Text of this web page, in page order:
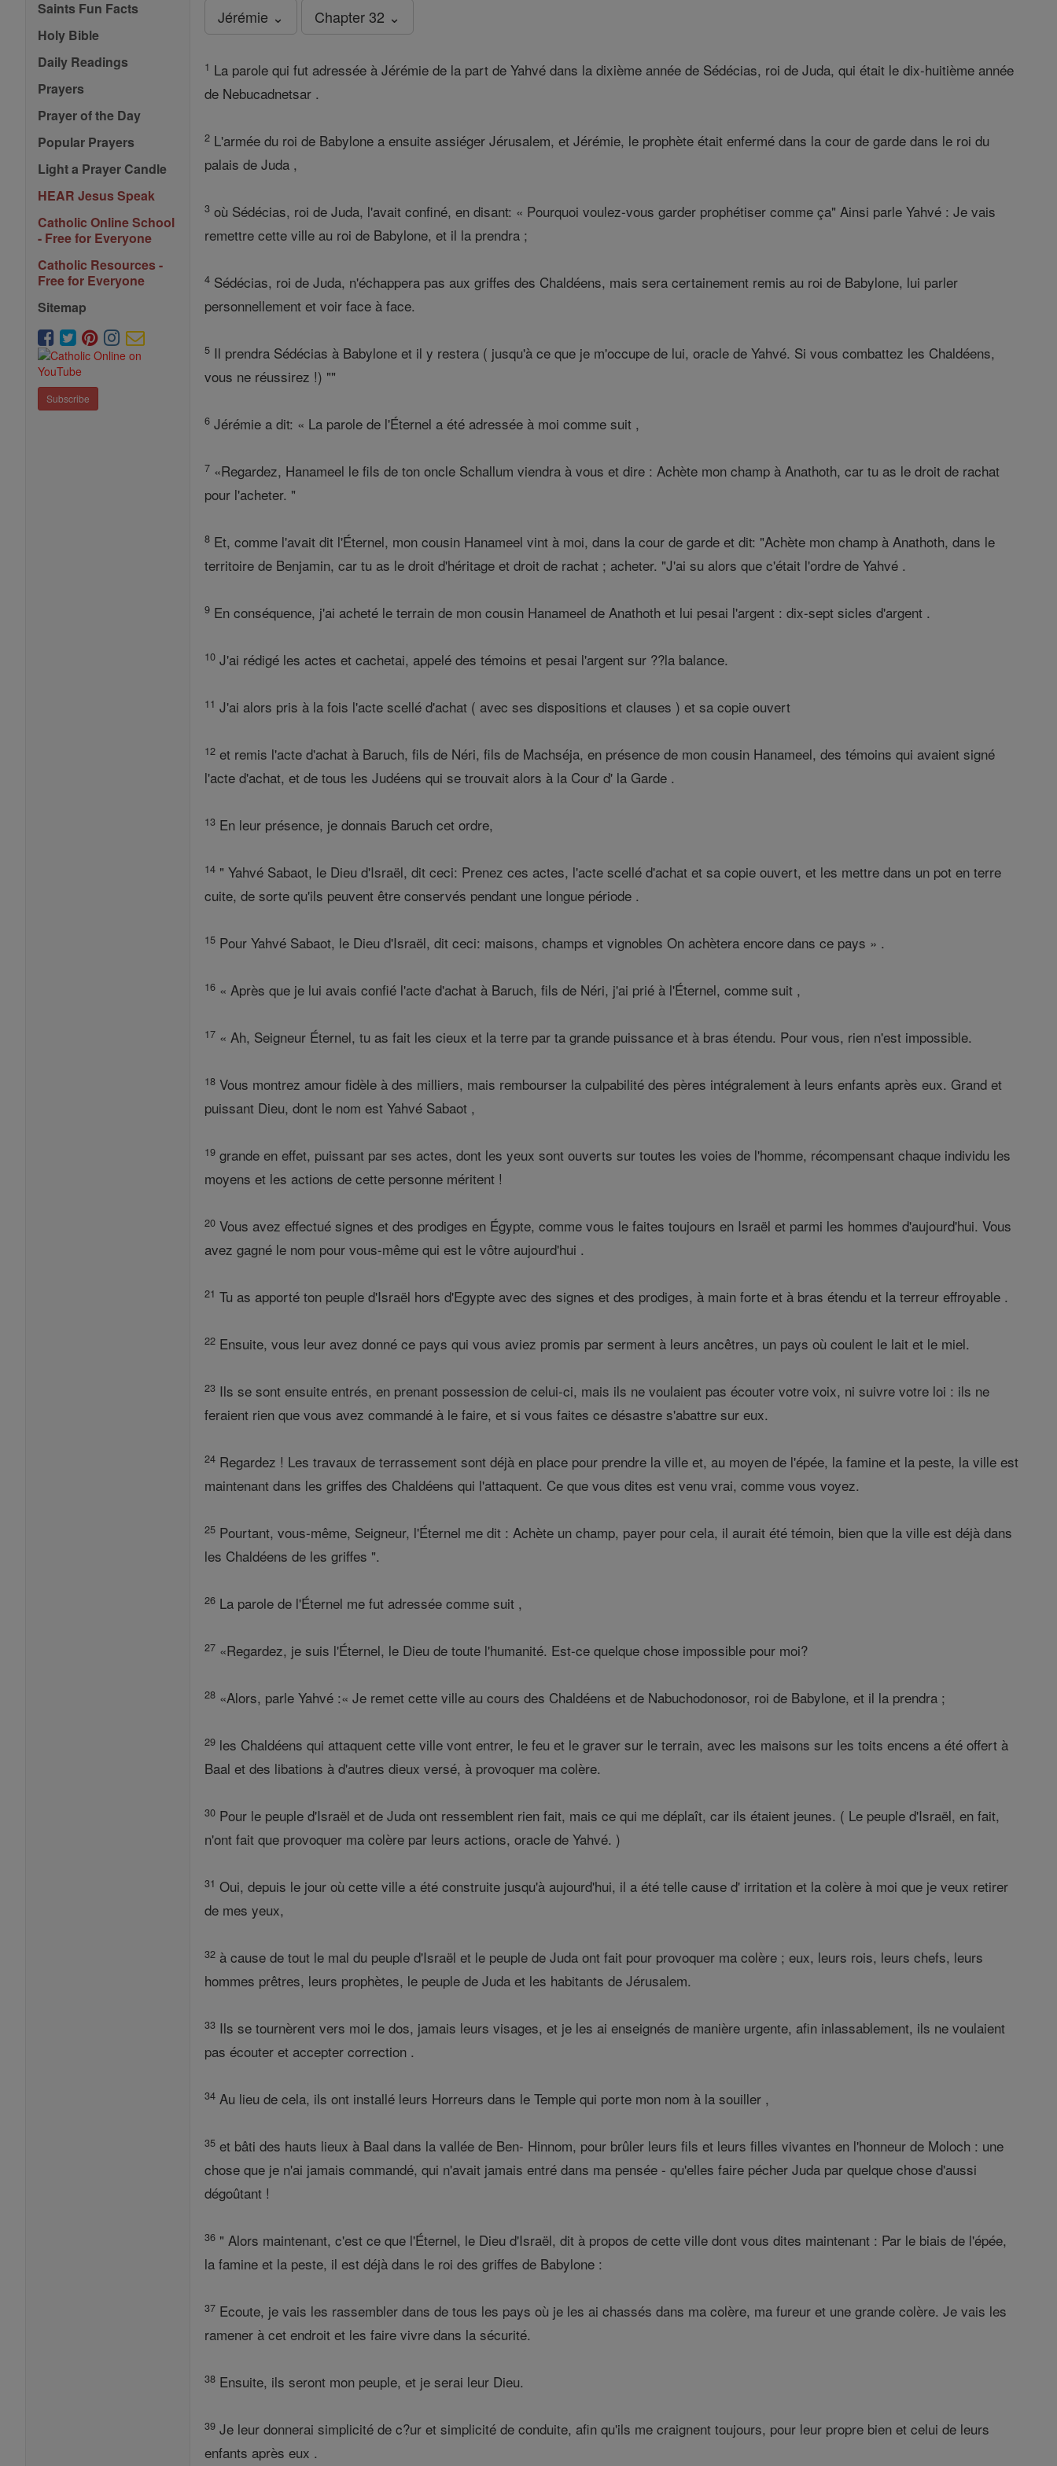
Saints Fun Facts
Holy Bible
Daily Readings
Prayers
Prayer of the Day
Popular Prayers
Light a Prayer Candle
HEAR Jesus Speak
Catholic Online School
- Free for Everyone
Catholic Resources -
Free for Everyone
Sitemap
Subscribe
Jérémie ⌄ Chapter 32 ⌄
1 La parole qui fut adressée à Jérémie de la part de Yahvé dans la dixième année de Sédécias, roi de Juda, qui était le dix-huitième année
de Nebucadnetsar .
2 L'armée du roi de Babylone a ensuite assiéger Jérusalem, et Jérémie, le prophète était enfermé dans la cour de garde dans le roi du
palais de Juda ,
3 où Sédécias, roi de Juda, l'avait confiné, en disant: « Pourquoi voulez-vous garder prophétiser comme ça" Ainsi parle Yahvé : Je vais
remettre cette ville au roi de Babylone, et il la prendra ;
4 Sédécias, roi de Juda, n'échappera pas aux griffes des Chaldéens, mais sera certainement remis au roi de Babylone, lui parler
personnellement et voir face à face.
5 Il prendra Sédécias à Babylone et il y restera ( jusqu'à ce que je m'occupe de lui, oracle de Yahvé. Si vous combattez les Chaldéens,
vous ne réussirez !) ""
6 Jérémie a dit: « La parole de l'Éternel a été adressée à moi comme suit ,
7 «Regardez, Hanameel le fils de ton oncle Schallum viendra à vous et dire : Achète mon champ à Anathoth, car tu as le droit de rachat
pour l'acheter. "
8 Et, comme l'avait dit l'Éternel, mon cousin Hanameel vint à moi, dans la cour de garde et dit: "Achète mon champ à Anathoth, dans le
territoire de Benjamin, car tu as le droit d'héritage et droit de rachat ; acheter. "J'ai su alors que c'était l'ordre de Yahvé .
9 En conséquence, j'ai acheté le terrain de mon cousin Hanameel de Anathoth et lui pesai l'argent : dix-sept sicles d'argent .
10 J'ai rédigé les actes et cachetai, appelé des témoins et pesai l'argent sur ??la balance.
11 J'ai alors pris à la fois l'acte scellé d'achat ( avec ses dispositions et clauses ) et sa copie ouvert
12 et remis l'acte d'achat à Baruch, fils de Néri, fils de Machséja, en présence de mon cousin Hanameel, des témoins qui avaient signé
l'acte d'achat, et de tous les Judéens qui se trouvait alors à la Cour d' la Garde .
13 En leur présence, je donnais Baruch cet ordre,
14 " Yahvé Sabaot, le Dieu d'Israël, dit ceci: Prenez ces actes, l'acte scellé d'achat et sa copie ouvert, et les mettre dans un pot en terre
cuite, de sorte qu'ils peuvent être conservés pendant une longue période .
15 Pour Yahvé Sabaot, le Dieu d'Israël, dit ceci: maisons, champs et vignobles On achètera encore dans ce pays » .
16 « Après que je lui avais confié l'acte d'achat à Baruch, fils de Néri, j'ai prié à l'Éternel, comme suit ,
17 « Ah, Seigneur Éternel, tu as fait les cieux et la terre par ta grande puissance et à bras étendu. Pour vous, rien n'est impossible.
18 Vous montrez amour fidèle à des milliers, mais rembourser la culpabilité des pères intégralement à leurs enfants après eux. Grand et
puissant Dieu, dont le nom est Yahvé Sabaot ,
19 grande en effet, puissant par ses actes, dont les yeux sont ouverts sur toutes les voies de l'homme, récompensant chaque individu les
moyens et les actions de cette personne méritent !
20 Vous avez effectué signes et des prodiges en Égypte, comme vous le faites toujours en Israël et parmi les hommes d'aujourd'hui. Vous
avez gagné le nom pour vous-même qui est le vôtre aujourd'hui .
21 Tu as apporté ton peuple d'Israël hors d'Egypte avec des signes et des prodiges, à main forte et à bras étendu et la terreur effroyable .
22 Ensuite, vous leur avez donné ce pays qui vous aviez promis par serment à leurs ancêtres, un pays où coulent le lait et le miel.
23 Ils se sont ensuite entrés, en prenant possession de celui-ci, mais ils ne voulaient pas écouter votre voix, ni suivre votre loi : ils ne
feraient rien que vous avez commandé à le faire, et si vous faites ce désastre s'abattre sur eux.
24 Regardez ! Les travaux de terrassement sont déjà en place pour prendre la ville et, au moyen de l'épée, la famine et la peste, la ville est
maintenant dans les griffes des Chaldéens qui l'attaquent. Ce que vous dites est venu vrai, comme vous voyez.
25 Pourtant, vous-même, Seigneur, l'Éternel me dit : Achète un champ, payer pour cela, il aurait été témoin, bien que la ville est déjà dans
les Chaldéens de les griffes ".
26 La parole de l'Éternel me fut adressée comme suit ,
27 «Regardez, je suis l'Éternel, le Dieu de toute l'humanité. Est-ce quelque chose impossible pour moi?
28 «Alors, parle Yahvé :« Je remet cette ville au cours des Chaldéens et de Nabuchodonosor, roi de Babylone, et il la prendra ;
29 les Chaldéens qui attaquent cette ville vont entrer, le feu et le graver sur le terrain, avec les maisons sur les toits encens a été offert à
Baal et des libations à d'autres dieux versé, à provoquer ma colère.
30 Pour le peuple d'Israël et de Juda ont ressemblent rien fait, mais ce qui me déplaît, car ils étaient jeunes. ( Le peuple d'Israël, en fait,
n'ont fait que provoquer ma colère par leurs actions, oracle de Yahvé. )
31 Oui, depuis le jour où cette ville a été construite jusqu'à aujourd'hui, il a été telle cause d' irritation et la colère à moi que je veux retirer
de mes yeux,
32 à cause de tout le mal du peuple d'Israël et le peuple de Juda ont fait pour provoquer ma colère ; eux, leurs rois, leurs chefs, leurs
hommes prêtres, leurs prophètes, le peuple de Juda et les habitants de Jérusalem.
33 Ils se tournèrent vers moi le dos, jamais leurs visages, et je les ai enseignés de manière urgente, afin inlassablement, ils ne voulaient
pas écouter et accepter correction .
34 Au lieu de cela, ils ont installé leurs Horreurs dans le Temple qui porte mon nom à la souiller ,
35 et bâti des hauts lieux à Baal dans la vallée de Ben- Hinnom, pour brûler leurs fils et leurs filles vivantes en l'honneur de Moloch : une
chose que je n'ai jamais commandé, qui n'avait jamais entré dans ma pensée - qu'elles faire pécher Juda par quelque chose d'aussi
dégoûtant !
36 " Alors maintenant, c'est ce que l'Éternel, le Dieu d'Israël, dit à propos de cette ville dont vous dites maintenant : Par le biais de l'épée,
la famine et la peste, il est déjà dans le roi des griffes de Babylone :
37 Ecoute, je vais les rassembler dans de tous les pays où je les ai chassés dans ma colère, ma fureur et une grande colère. Je vais les
ramener à cet endroit et les faire vivre dans la sécurité.
38 Ensuite, ils seront mon peuple, et je serai leur Dieu.
39 Je leur donnerai simplicité de c?ur et simplicité de conduite, afin qu'ils me craignent toujours, pour leur propre bien et celui de leurs
enfants après eux .